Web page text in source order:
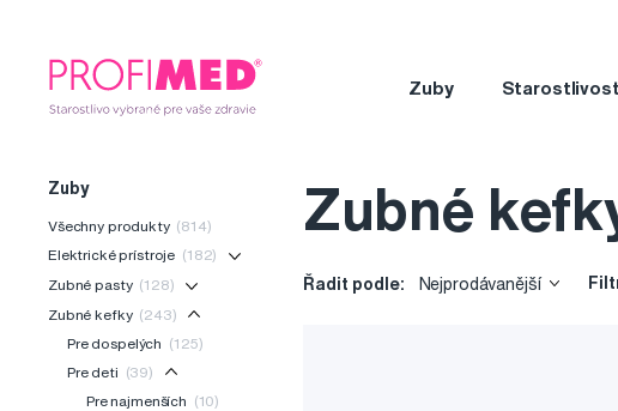
Zuby
Zuby
Všechny produkty (814)
Elektrické prístroje (182)
Zubné pasty (128)
Zubné kefky (243)
Pre dospelých (125)
Pre deti
(39)
Pre najmenších (10)
Zubné
Řadit podle: Nejprodávanější